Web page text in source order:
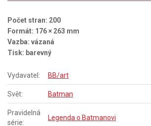
Počet stran: 200
Formát: 176 × 263 mm
Vazba: vázaná
Tisk: barevný
Vydavatel: BB/art
Svět: Batman
Pravidelná
série:
Legenda o Batmanovi